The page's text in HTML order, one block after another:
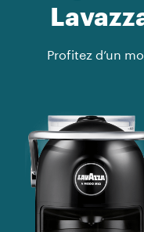
Profitez d’un